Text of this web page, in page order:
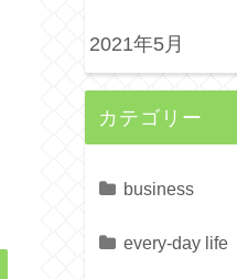
2021年5月
カテゴリー
business
every-day life